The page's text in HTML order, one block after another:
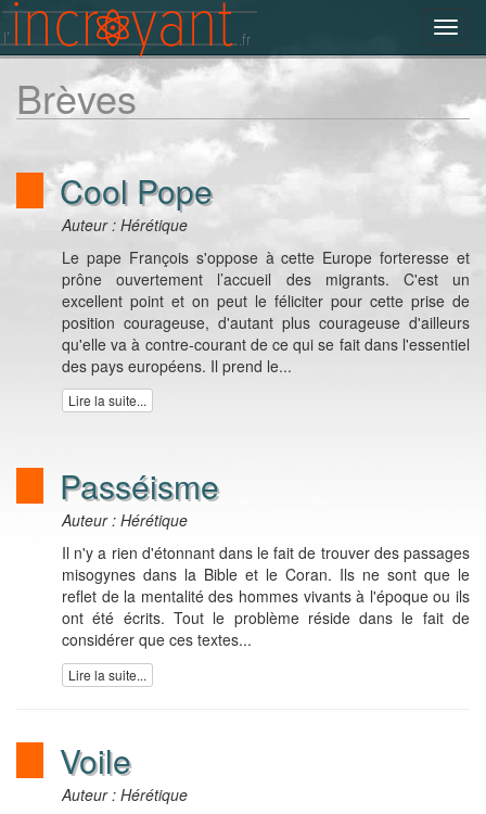
Brèves
Cool Pope
Auteur : Hérétique
Le pape François s'oppose à cette Europe forteresse et
prône ouvertement l’accueil des migrants. C'est un
excellent point et on peut le féliciter pour cette prise de
position courageuse, d'autant plus courageuse d'ailleurs
qu'elle va à contre-courant de ce qui se fait dans l'essentiel
des pays européens. Il prend le...
Lire la suite...
Passéisme
Auteur : Hérétique
Il n'y a rien d'étonnant dans le fait de trouver des passages
misogynes dans la Bible et le Coran. Ils ne sont que le
reflet de la mentalité des hommes vivants à l'époque ou ils
ont été écrits. Tout le problème réside dans le fait de
considérer que ces textes...
Lire la suite...
Voile
Auteur : Hérétique